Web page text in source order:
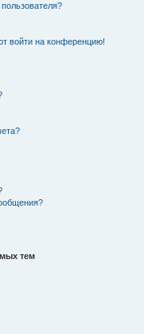
войти на конференцию!
тем